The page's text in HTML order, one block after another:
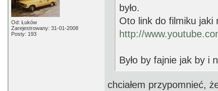
Od: Łuków
Zarejestrowany: 31-01-2008
Posty: 193
było.
Oto link do filmiku jaki
http://
Było by fajnie jak by i
chciałem przypomnieć,